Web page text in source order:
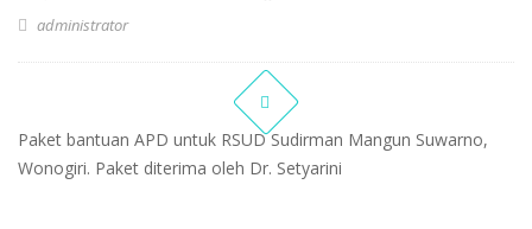
administrator
Paket bantuan APD untuk RSUD Sudirman Mangun Suwarno,
Wonogiri. Paket diterima oleh Dr. Setyarini